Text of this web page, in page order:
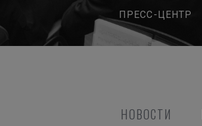
ПРЕСС-ЦЕНТР
НОВОСТИ